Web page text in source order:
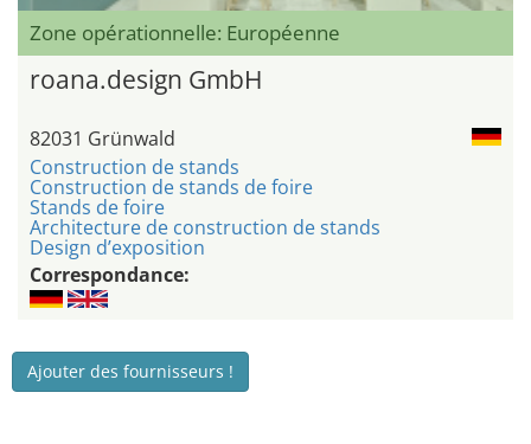
Zone opérationnelle: Européenne
roana.design GmbH
82031 Grünwald
Construction de stands
Construction de stands de foire
Stands de foire
Architecture de construction de stands
Design d’exposition
Correspondance:
Ajouter des fournisseurs !